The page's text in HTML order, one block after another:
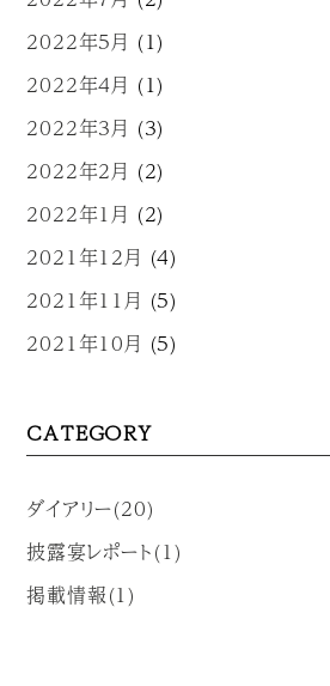
2022年5月 (1)
2022年4月 (1)
2022年3月 (3)
2022年2月 (2)
2022年1月 (2)
2021年12月 (4)
2021年11月 (5)
2021年10月 (5)
CATEGORY
ダイアリー(20)
披露宴レポート(1)
掲載情報(1)